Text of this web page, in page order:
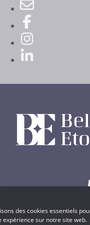
des cookies essentiels
expérience sur notre site web.
Powered